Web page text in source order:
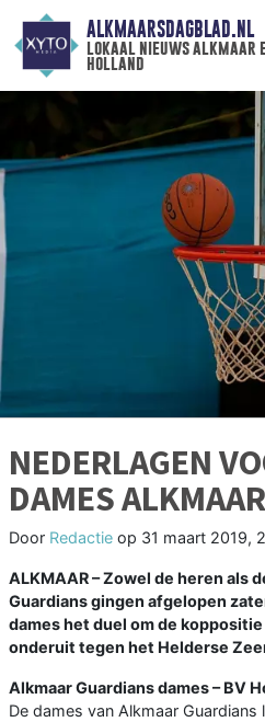
ALKMAARSDAGBLAD.NL
lokaal nieuws alkmaar
holland
NEDERLAGEN
DAMES
Door Redactie op 31 maart 2019,
ALKMAAR – Zowel de heren als
Guardians gingen afgelopen
dames het duel om de
onderuit tegen het Helderse
Alkmaar Guardians dames – BV
De dames van Alkmaar